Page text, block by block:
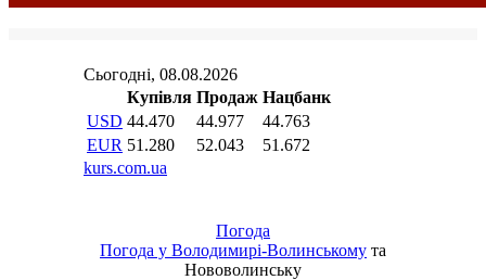
Погода
Погода у Володимирі-Волинському та
Нововолинську